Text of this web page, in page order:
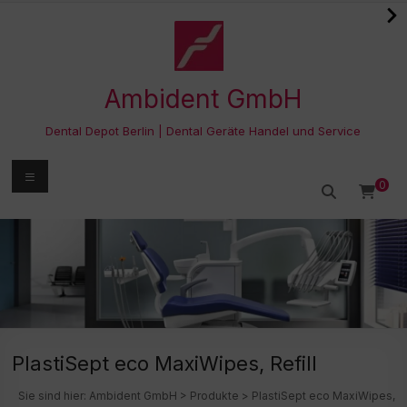
Ambident GmbH
Dental Depot Berlin | Dental Geräte Handel und Service
0
Menü
PlastiSept eco MaxiWipes, Refill
Sie sind hier: Ambident GmbH > Produkte > PlastiSept eco MaxiWipes,